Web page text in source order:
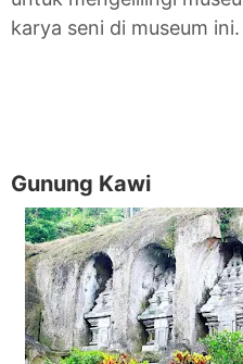
karya seni di museum ini.
Gunung Kawi